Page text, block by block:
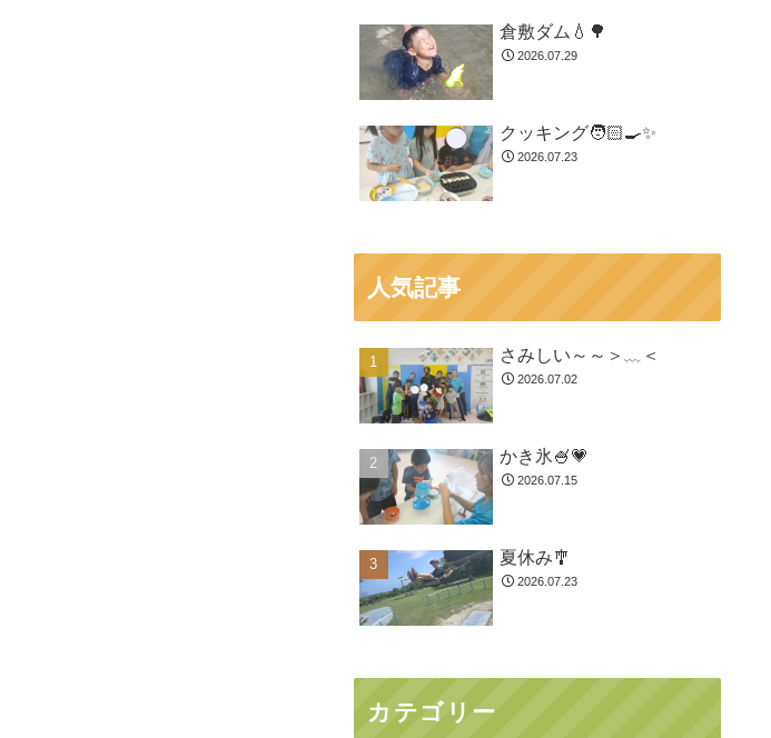
倉敷ダム💧🌳
2026.07.29
クッキング🧑🏻‍🍳✨
2026.07.23
人気記事
さみしい～～＞﹏＜
2026.07.02
かき氷🍧💗
2026.07.15
夏休み🎐
2026.07.23
カテゴリー